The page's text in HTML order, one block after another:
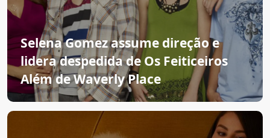
Selena Gomez assume direção e
lidera despedida de Os Feiticeiros
Além de Waverly Place